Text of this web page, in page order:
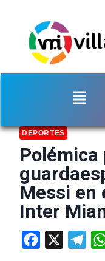
DEPORTES
Messi en
Inter
Facebook